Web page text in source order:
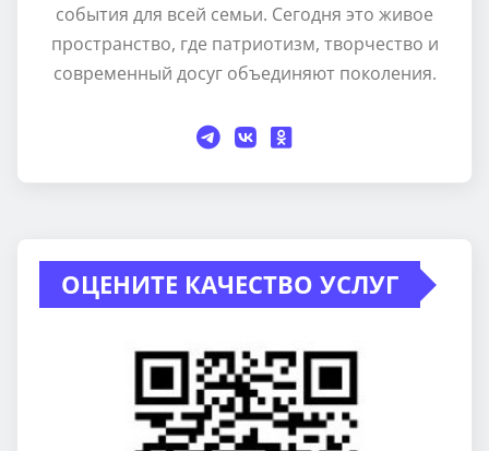
события для всей семьи. Сегодня это живое
пространство, где патриотизм, творчество и
современный досуг объединяют поколения.
ОЦЕНИТЕ КАЧЕСТВО УСЛУГ